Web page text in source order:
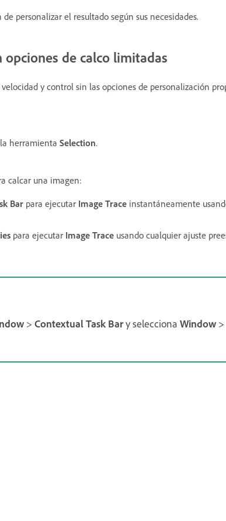
personalizar el resultado según sus necesidades.
de calco limitadas
y control sin las opciones de personalización
herramienta Selection.
calcar una imagen:
Bar para ejecutar Image Trace instantáneamente
para ejecutar Image Trace usando cualquier ajuste
> Contextual Task Bary selecciona Window >